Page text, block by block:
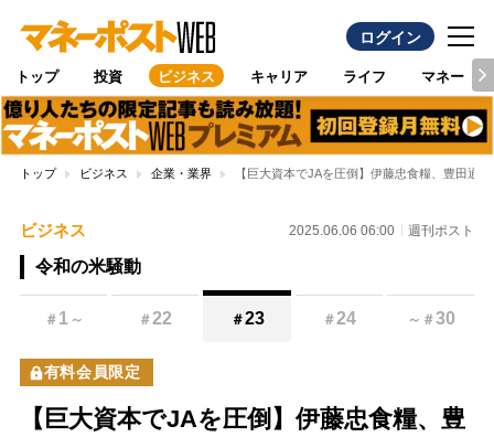
ログイン
トップ 投資 ビジネス キャリア ライフ マネー
トップ ビジネス 企業・業界 【巨大資本でJAを圧倒】伊藤忠食糧、豊田
ビジネス 2025.06.06 06:00 週刊ポスト
令和の米騒動
＃ 1 ～ ＃22 ＃23 ＃24 ～ ＃30
有料会員限定
【巨大資本でJAを圧倒】伊藤忠食糧、豊